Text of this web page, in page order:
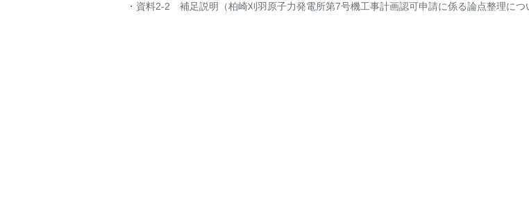
資料2-2 補足説明（柏崎刈羽原子力発電所第7号機工事計画認可申請に係る論点整理につ